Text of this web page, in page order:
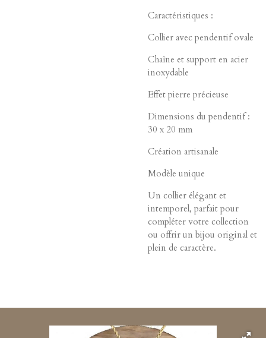
Caractéristiques :
Collier avec pendentif ovale
Chaîne et support en acier
inoxydable
Effet pierre précieuse
Dimensions du pendentif :
30 x 20 mm
Création artisanale
Modèle unique
Un collier élégant et
intemporel, parfait pour
compléter votre collection
ou offrir un bijou original et
plein de caractère.